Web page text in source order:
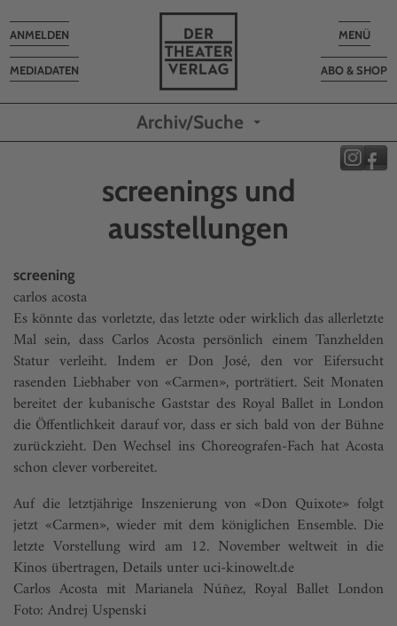
Toggle
MENÜ
ABO & SHOP
MEDIADATEN
Toggle
navigation
ANMELDEN
Archiv/Suche
screenings und
ausstellungen
screening
carlos acosta
Es könnte das vorletzte, das letzte oder wirklich das allerletzte
Mal sein, dass Carlos Acosta persönlich einem Tanzhelden
Statur verleiht. Indem er Don José, den vor Eifersucht
rasenden Liebhaber von «Carmen», porträtiert. Seit Monaten
bereitet der kubanische Gaststar des Royal Ballet in London
die Öffentlichkeit darauf vor, dass er sich bald von der Bühne
zurückzieht. Den Wechsel ins Choreografen-Fach hat Acosta
schon clever vorbereitet.
Auf die letztjährige Inszenierung von «Don Quixote» folgt
jetzt «Carmen», wieder mit dem königlichen Ensemble. Die
letzte Vorstellung wird am 12. November weltweit in die
Kinos übertragen, Details unter uci-kinowelt.de
Carlos Acosta mit Marianela Núñez, Royal Ballet London
Foto: Andrej Uspenski